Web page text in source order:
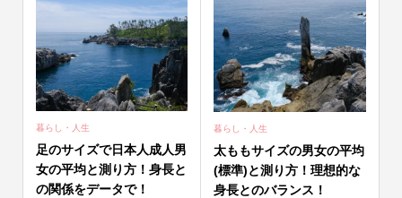
暮らし・人生
足のサイズで日本人成人男
女の平均と測り方！身長と
の関係をデータで！
暮らし・人生
太ももサイズの男女の平均
(標準)と測り方！理想的な
身長とのバランス！